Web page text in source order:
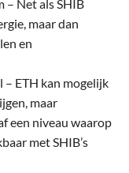
Net als SHIB
maar dan
en
ETH kan mogelijk
maar
een niveau waarop
met SHIB’s